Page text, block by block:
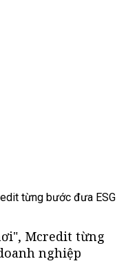
từng bước đưa ESG
Mcredit từng
nghiệp